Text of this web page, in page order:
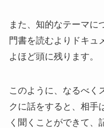
また、知的なテーマに
門書を読むよりドキュ
よほど頭に残ります。
このように、なるべく
クに話をすると、相手
く聞くことができて、